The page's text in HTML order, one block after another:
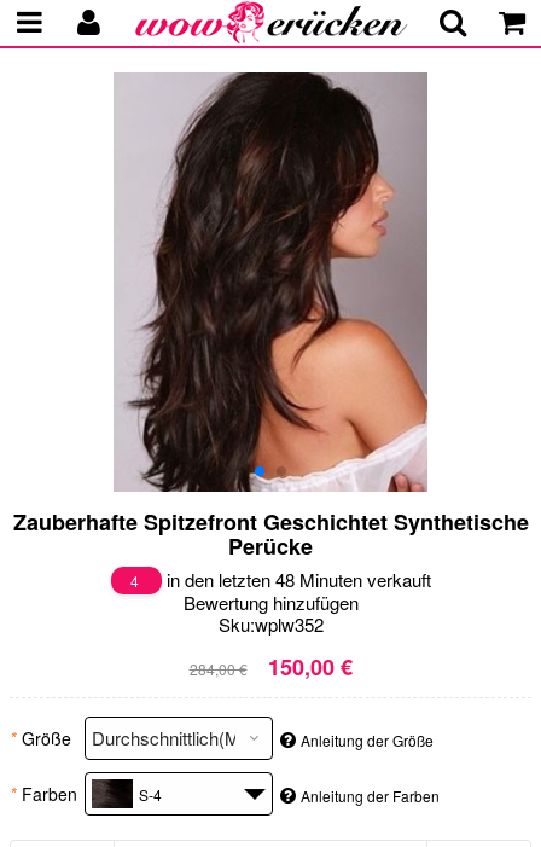
Zauberhafte Spitzefront Geschichtet Synthetische
Perücke
4
in den letzten 48 Minuten verkauft
Bewertung hinzufügen
Sku:wplw352
284,00 € 150,00 €
* Größe Anleitung der Größe
* Farben S-4 Anleitung der Farben